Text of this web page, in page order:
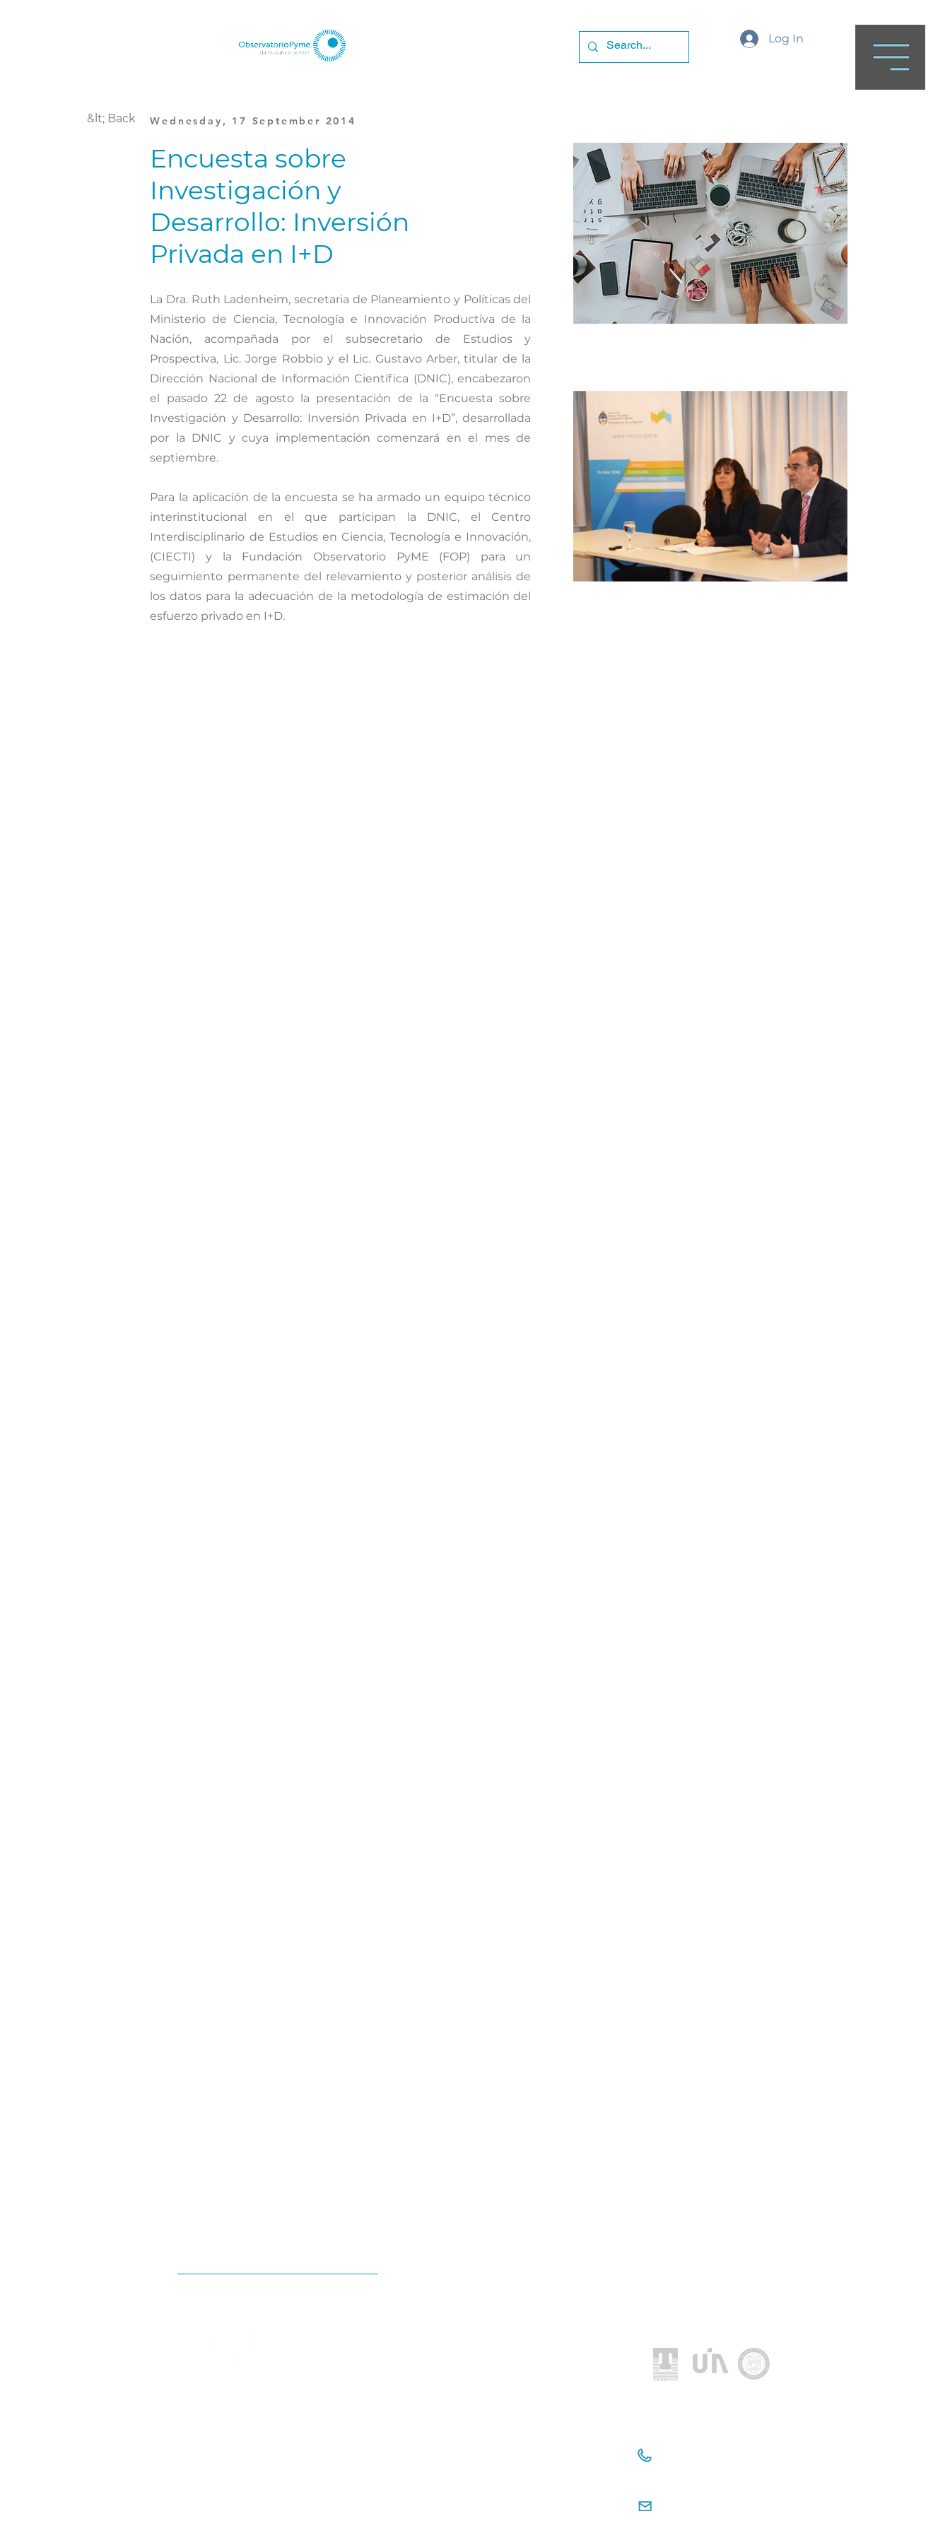
Log In
&lt; Back Wednesday, 17 September 2014
Encuesta sobre
Investigación y
Desarrollo: Inversión
Privada en I+D
La Dra. Ruth Ladenheim, secretaria de Planeamiento y Políticas del
Ministerio de Ciencia, Tecnología e Innovación Productiva de la
Nación, acompañada por el subsecretario de Estudios y
Prospectiva, Lic. Jorge Robbio y el Lic. Gustavo Arber, titular de la
Dirección Nacional de Información Científica (DNIC), encabezaron
el pasado 22 de agosto la presentación de la “Encuesta sobre
Investigación y Desarrollo: Inversión Privada en I+D”, desarrollada
por la DNIC y cuya implementación comenzará en el mes de
septiembre.
Para la aplicación de la encuesta se ha armado un equipo técnico
interinstitucional en el que participan la DNIC, el Centro
Interdisciplinario de Estudios en Ciencia, Tecnología e Innovación,
(CIECTI) y la Fundación Observatorio PyME (FOP) para un
seguimiento permanente del relevamiento y posterior análisis de
los datos para la adecuación de la metodología de estimación del
esfuerzo privado en I+D.